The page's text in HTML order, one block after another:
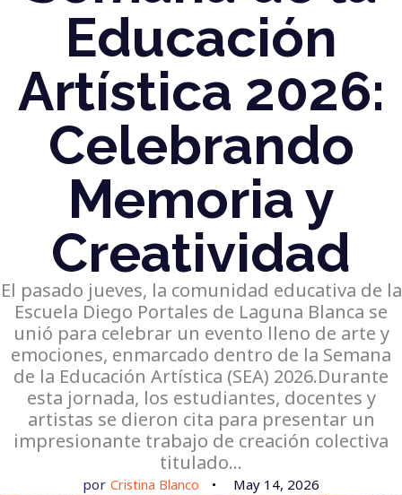
Educación
Artística 2026:
Celebrando
Memoria y
Creatividad
El pasado jueves, la comunidad educativa de la
Escuela Diego Portales de Laguna Blanca se
unió para celebrar un evento lleno de arte y
emociones, enmarcado dentro de la Semana
de la Educación Artística (SEA) 2026.Durante
esta jornada, los estudiantes, docentes y
artistas se dieron cita para presentar un
impresionante trabajo de creación colectiva
titulado…
por Cristina Blanco May 14, 2026